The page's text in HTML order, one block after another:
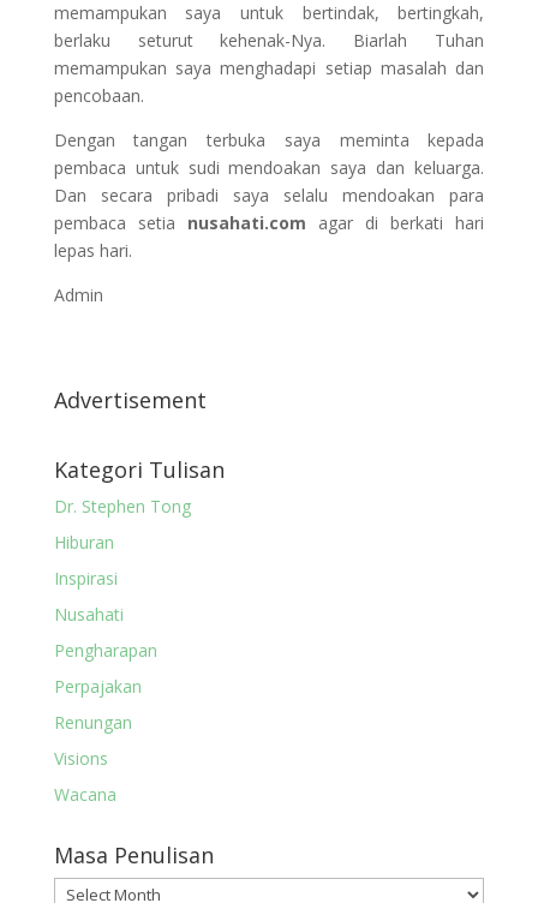
memampukan saya untuk bertindak, bertingkah,
berlaku seturut kehenak-Nya. Biarlah Tuhan
memampukan saya menghadapi setiap masalah dan
pencobaan.
Dengan tangan terbuka saya meminta kepada
pembaca untuk sudi mendoakan saya dan keluarga.
Dan secara pribadi saya selalu mendoakan para
pembaca setia nusahati.com agar di berkati hari
lepas hari.
Admin
Advertisement
Kategori Tulisan
Dr. Stephen Tong
Hiburan
Inspirasi
Nusahati
Pengharapan
Perpajakan
Renungan
Visions
Wacana
Masa Penulisan
Masa